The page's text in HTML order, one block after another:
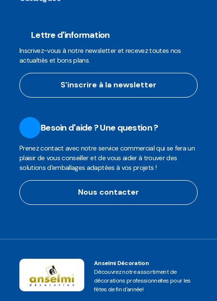
Lettre d'information
Inscrivez-vous à notre newsletter et recevez toutes nos
actualtiés et bons plans.
S'inscrire à la newsletter
Besoin d'aide ? Une question ?
Prenez contact avec notre service commercial qui se fera un
plaisir de vous conseiller et de vous aider à trouver des
solutions d'emballages adaptées à vos projets !
Nous contacter
Anselmi Décoration
Découvrez notre assortiment de
décorations professionnelles pour les
fêtes de fin d'année!